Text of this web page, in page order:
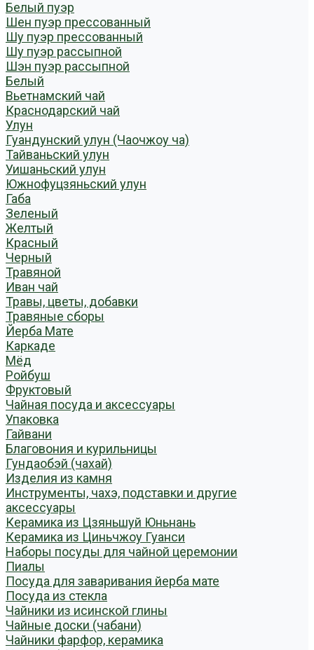
Белый пуэр
Шен пуэр прессованный
Шу пуэр прессованный
Шу пуэр рассыпной
Шэн пуэр рассыпной
Белый
Вьетнамский чай
Краснодарский чай
Улун
Гуандунский улун (Чаочжоу ча)
Тайваньский улун
Уишаньский улун
Южнофуцзяньский улун
Габа
Зеленый
Желтый
Красный
Черный
Травяной
Иван чай
Травы, цветы, добавки
Травяные сборы
Йерба Мате
Каркаде
Мёд
Ройбуш
Фруктовый
Чайная посуда и аксессуары
Упаковка
Гайвани
Благовония и курильницы
Гундаобэй (чахай)
Изделия из камня
Инструменты, чахэ, подставки и другие
аксессуары
Керамика из Цзяньшуй Юньнань
Керамика из Циньчжоу Гуанси
Наборы посуды для чайной церемонии
Пиалы
Посуда для заваривания йерба мате
Посуда из стекла
Чайники из исинской глины
Чайные доски (чабани)
Чайники фарфор, керамика